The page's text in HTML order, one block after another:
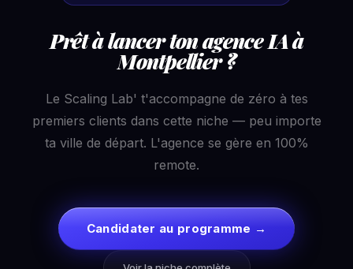
Prêt à lancer ton agence IA à
Montpellier ?
Le Scaling Lab' t'accompagne de zéro à tes
premiers clients dans cette niche — peu importe
ta ville de départ. L'agence se gère en 100%
remote.
Candidater au programme →